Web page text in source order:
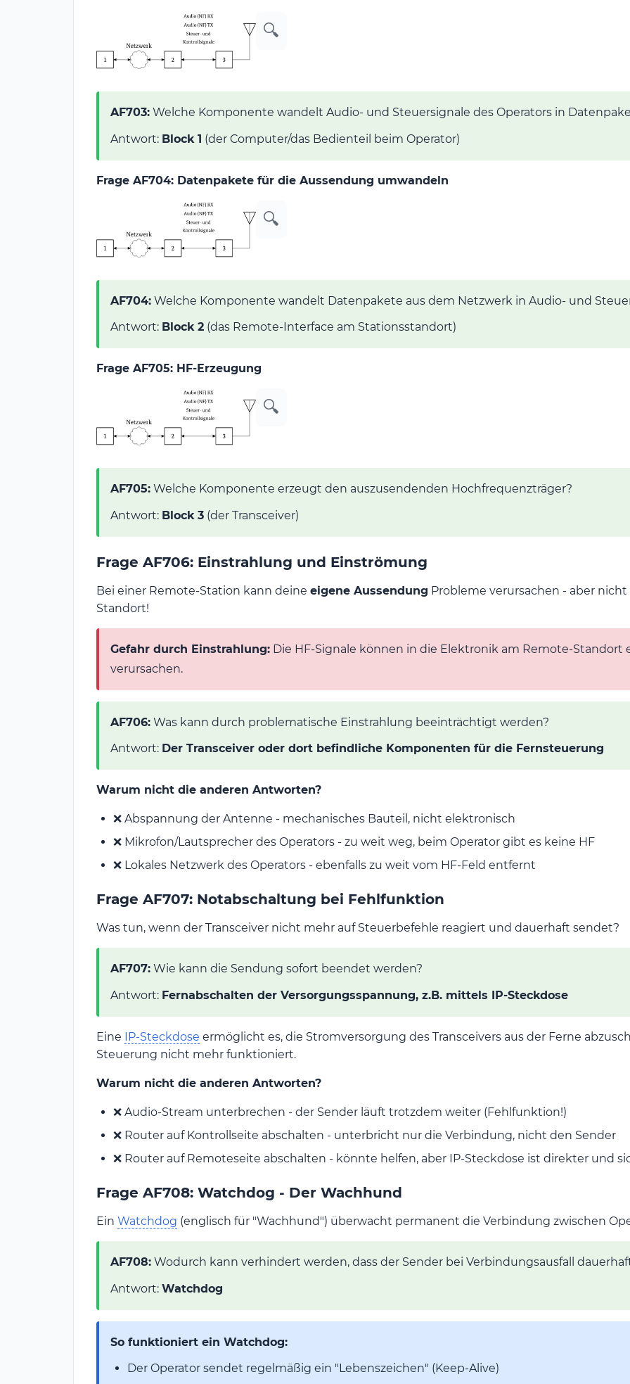
🔍
AF703: Welche Komponente wandelt Audio- und Steuersignale des Operators in
Antwort: Block 1 (der Computer/das Bedienteil beim Operator)
Frage AF704: Datenpakete für die Aussendung umwandeln
🔍
AF704: Welche Komponente wandelt Datenpakete aus dem Netzwerk in Audio- und
Antwort: Block 2 (das Remote-Interface am Stationsstandort)
Frage AF705: HF-Erzeugung
🔍
AF705: Welche Komponente erzeugt den auszusendenden Hochfrequenzträger?
Antwort: Block 3 (der Transceiver)
Frage AF706: Einstrahlung und Einströmung
Bei einer Remote-Station kann deine eigene Aussendung Probleme verursachen - aber
Standort!
Gefahr durch Einstrahlung: Die HF-Signale können in die Elektronik am Remote-
verursachen.
AF706: Was kann durch problematische Einstrahlung beeinträchtigt werden?
Antwort: Der Transceiver oder dort befindliche Komponenten für die Fernsteuerung
Warum nicht die anderen Antworten?
❌ Abspannung der Antenne - mechanisches Bauteil, nicht elektronisch
❌ Mikrofon/Lautsprecher des Operators - zu weit weg, beim Operator gibt es keine HF
❌ Lokales Netzwerk des Operators - ebenfalls zu weit vom HF-Feld entfernt
Frage AF707: Notabschaltung bei Fehlfunktion
Was tun, wenn der Transceiver nicht mehr auf Steuerbefehle reagiert und dauerhaft sendet?
AF707: Wie kann die Sendung sofort beendet werden?
Antwort: Fernabschalten der Versorgungsspannung, z.B. mittels IP-Steckdose
Eine IP-Steckdose ermöglicht es, die Stromversorgung des Transceivers aus der Ferne
Steuerung nicht mehr funktioniert.
Warum nicht die anderen Antworten?
❌ Audio-Stream unterbrechen - der Sender läuft trotzdem weiter (Fehlfunktion!)
❌ Router auf Kontrollseite abschalten - unterbricht nur die Verbindung, nicht den Sender
❌ Router auf Remoteseite abschalten - könnte helfen, aber IP-Steckdose ist direkter und
Frage AF708: Watchdog - Der Wachhund
Ein Watchdog (englisch für "Wachhund") überwacht permanent die Verbindung zwischen
AF708: Wodurch kann verhindert werden, dass der Sender bei Verbindungsausfall
Antwort: Watchdog
So funktioniert ein Watchdog:
Der Operator sendet regelmäßig ein "Lebenszeichen" (Keep-Alive)